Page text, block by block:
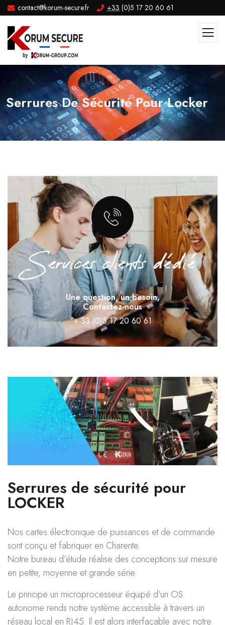
contact@korum-secure.fr +33 (0)5 17 20 60 61
Serrures De Sécurité Pour Locker
Services clients dédié
Une question, un besoin,
Contactez-nous
+ 33 (0)5 17 20 60 61
Serrures de sécurité pour
LOCKER
Nos cartes électronique de puissances et de commande
sont conçu et fabriquer en Charente.
Notre bureau d’étude réalise des conceptions sur mesure
en petite, moyenne et grande série.
Le principe un microprocesseur équipé d’un OS
autonome rends notre système accessible à travers un
réseau local en RJ45. Il est alors interfaçable avec notre